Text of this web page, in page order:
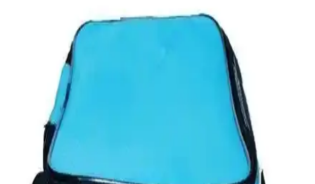
Stanley ve Karaca termos bardaklar, dayanıklılık ve estetik açısından
farklı özellikler sunar. Hangi modelin ihtiyaçlarınıza uygun
olduğunu öğrenin.
Gelişmiş Termal Çantalar Karşılaştırması:
GBMOTİON 25 Litre ve Thermobag Piknik
Çantası
İki popüler termal çanta modeli GBMOTİON 25 Litre ve
Thermobag arasındaki farklar, yalıtım performansı, hacim ve taşıma
kolaylığı gibi kriterlerle detaylı karşılaştırma yapıyoruz.